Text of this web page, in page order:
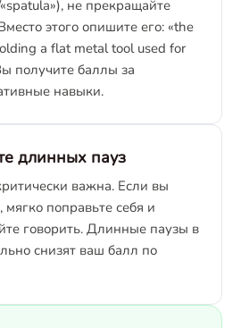
не прекращайте
этого опишите его: «the
a flat metal tool used for
получите баллы за
навыки.
длинных пауз
важна. Если вы
мягко поправьте себя и
говорить. Длинные паузы в
снизят ваш балл по